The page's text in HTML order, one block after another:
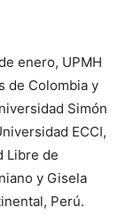
enero, UPMH
de Colombia y
Simón
ECCI,
Libre de
y Gisela
Perú.